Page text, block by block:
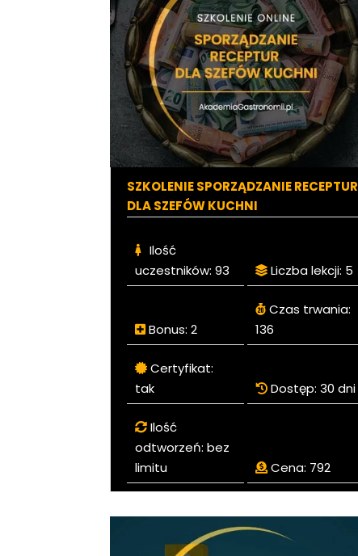
SZKOLENIE SPORZĄDZANIE RECEPTUR
DLA SZEFÓW KUCHNI
Ilość
uczestników: 93 Liczba lekcji: 5
Bonus: 2
Czas trwania:
136
Certyfikat:
tak
Dostęp: 30 dni
Ilość
odtworzeń: bez
limitu
Cena: 792